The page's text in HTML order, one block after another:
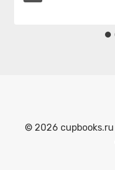
© 2026 cupbooks.ru